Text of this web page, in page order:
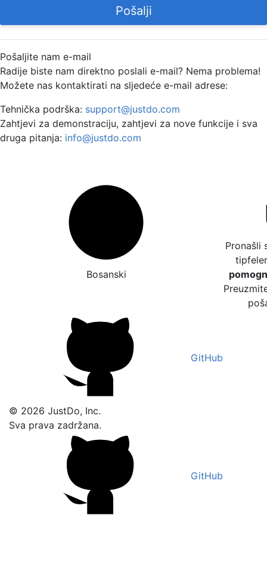
Pošalji
Pošaljite nam e-mail
Radije biste nam direktno poslali e-mail? Nema problema!
Možete nas kontaktirati na sljedeće e-mail adrese:
Tehnička podrška: support@justdo.com
Zahtjevi za demonstraciju, zahtjevi za nove funkcije i sva
druga pitanja: info@justdo.com
Bosanski
Pronašli
GitHub
© 2026 JustDo, Inc.
Sva prava zadržana.
GitHub